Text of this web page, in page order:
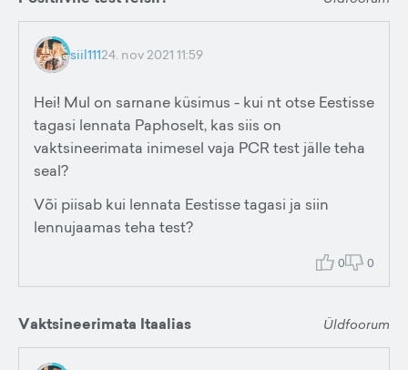
siil11124. nov 2021 11:59
Hei! Mul on sarnane küsimus - kui nt otse Eestisse
tagasi lennata Paphoselt, kas siis on
vaktsineerimata inimesel vaja PCR test jälle teha
seal?
Või piisab kui lennata Eestisse tagasi ja siin
lennujaamas teha test?
0 0
Vaktsineerimata Itaalias Üldfoorum